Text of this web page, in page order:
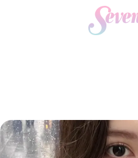
FASHION
ファッションニュース
モデル私服
BEAUTY